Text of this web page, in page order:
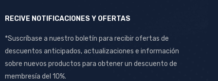
RECIVE NOTIFICACIONES Y OFERTAS
*Suscríbase a nuestro boletín para recibir ofertas de
descuentos anticipados, actualizaciones e información
sobre nuevos productos para obtener un descuento de
membresía del 10%.